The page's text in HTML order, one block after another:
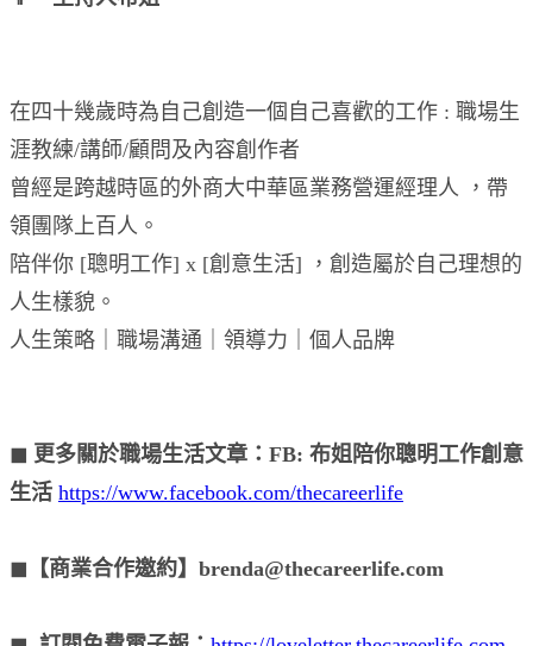
在四十幾歲時為自己創造一個自己喜歡的工作 : 職場生
涯教練/講師/顧問及內容創作者
曾經是跨越時區的外商大中華區業務營運經理人 ，帶
領團隊上百人。
陪伴你 [聰明工作] x [創意生活] ，創造屬於自己理想的
人生樣貌。
人生策略｜職場溝通｜領導力｜個人品牌
◼︎ 更多關於職場生活文章：FB: 布姐陪你聰明工作創意
生活 https://www.facebook.com/thecareerlife
◼︎【商業合作邀約】brenda@thecareerlife.com